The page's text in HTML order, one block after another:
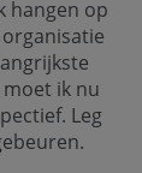
hangen op
ik nu
Leg